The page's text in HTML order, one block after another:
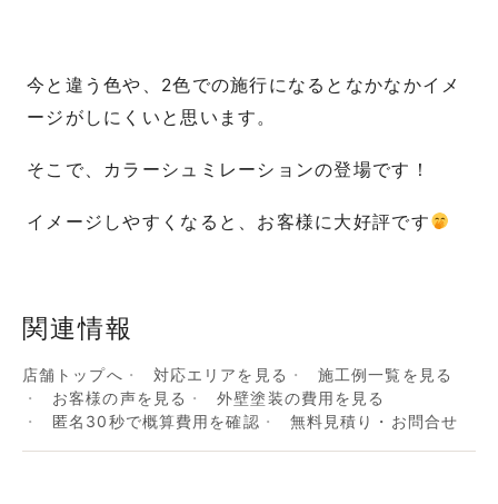
今と違う色や、2色での施行になるとなかなかイメ
ージがしにくいと思います。
そこで、カラーシュミレーションの登場です！
イメージしやすくなると、お客様に大好評です
関連情報
店舗トップへ 対応エリアを見る
施工例一覧を見る
お客様の声を見る
外壁塗装の費用を見る
匿名30秒で概算費用を確認
無料見積り・お問合せ